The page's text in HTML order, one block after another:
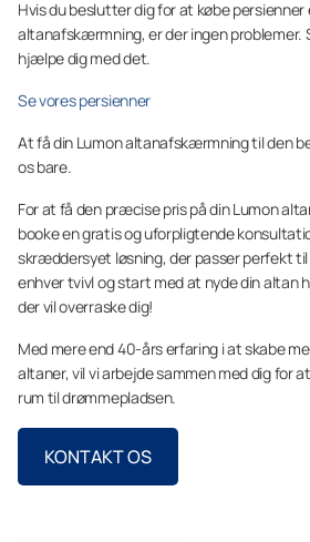
Hvis du beslutter dig for at købe
altanafskærmning, er der ingen problemer.
hjælpe dig med det.
Se vores persienner
At få din Lumon altanafskærmning til den
os bare.
For at få den præcise pris på din Lumon
booke en gratis og uforpligtende
skræddersyet løsning, der passer perfekt til
enhver tvivl og start med at nyde din altan
der vil overraske dig!
Med mere end 40-års erfaring i at skabe
altaner, vil vi arbejde sammen med dig for
rum til drømmepladsen.
KONTAKT OS